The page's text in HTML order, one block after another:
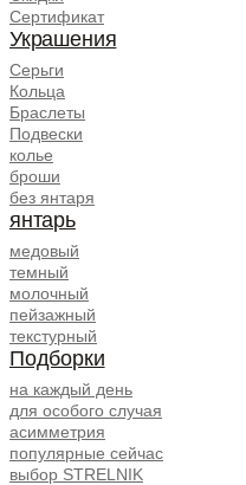
Сертификат
Украшения
Серьги
Кольца
Браслеты
Подвески
колье
броши
без янтаря
янтарь
медовый
темный
молочный
пейзажный
текстурный
Подборки
на каждый день
для особого случая
асимметрия
популярные сейчас
выбор STRELNIK